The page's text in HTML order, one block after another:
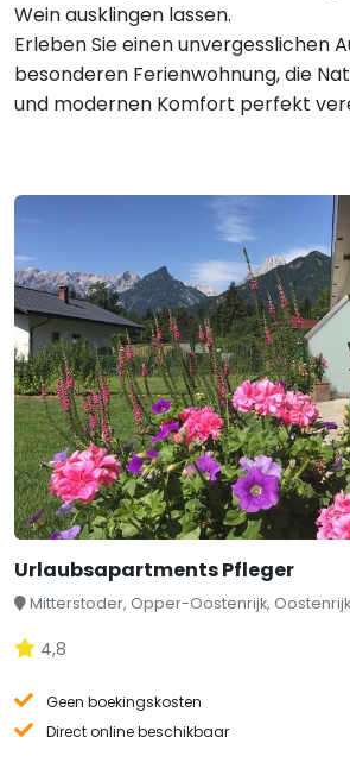
Wein ausklingen lassen.
Erleben Sie einen unvergesslichen
besonderen Ferienwohnung, die
und modernen Komfort perfekt
Urlaubsapartments Pfleger
Mitterstoder, Opper-Oostenrijk, Oostenrijk
4,8
Geen boekingskosten
Direct online beschikbaar